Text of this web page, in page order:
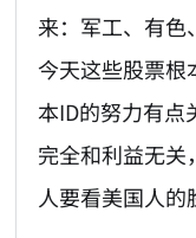
来：军工、有色
今天这些股票根
本ID的努力有点
完全和利益无关
人要看美国人的